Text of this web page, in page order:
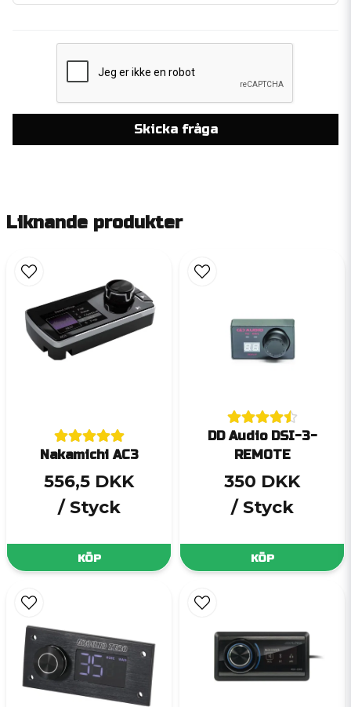
Skicka fråga
Liknande produkter
Nakamichi AC3
556,5 DKK
/ Styck
KÖP
DD Audio DSI-3-
REMOTE
350 DKK
/ Styck
KÖP